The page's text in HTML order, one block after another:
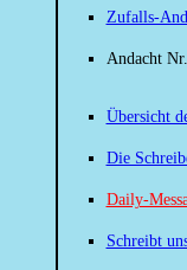
Zufalls-
Andacht
Übersicht
Die
Daily-
Schreibt